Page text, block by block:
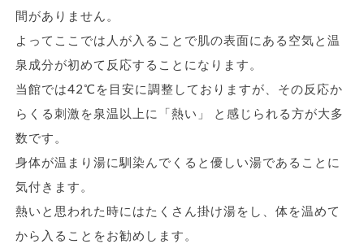
間がありません。
よってここでは人が入ることで肌の表面にある空気と温
泉成分が初めて反応することになります。
当館では42℃を目安に調整しておりますが、その反応か
らくる刺激を泉温以上に「熱い」 と感じられる方が大多
数です。
身体が温まり湯に馴染んでくると優しい湯であることに
気付きます。
熱いと思われた時にはたくさん掛け湯をし、体を温めて
から入ることをお勧めします。